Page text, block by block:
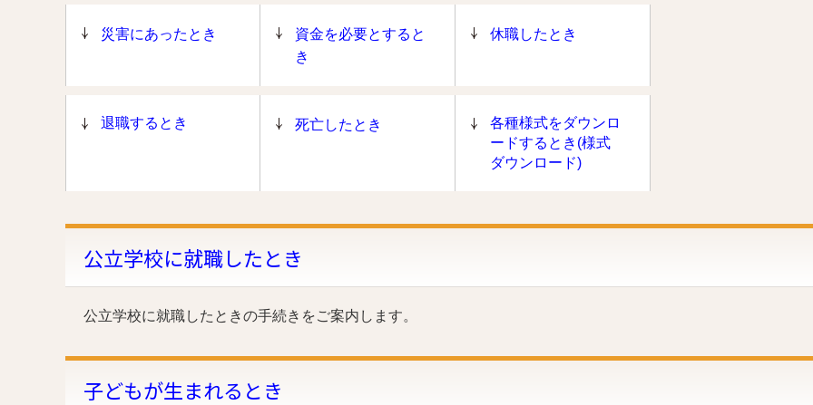
災害にあったとき
資金を必要とすると
き
休職したとき
退職するとき 死亡したとき
各種様式をダウンロ
ードするとき(様式
ダウンロード)
公立学校に就職したとき
公立学校に就職したときの手続きをご案内します。
子どもが生まれるとき